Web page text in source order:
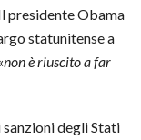
presidente Obama
statunitense a
non è riuscito a far
degli Stati